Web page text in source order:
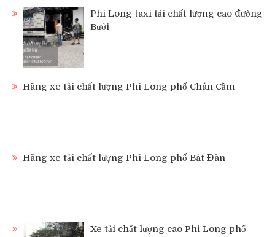
Phi Long taxi tải chất lượng cao đường
Bưởi
Hãng xe tải chất lượng Phi Long phố Chân Cầm
Hãng xe tải chất lượng Phi Long phố Bát Đàn
Xe tải chất lượng cao Phi Long phố